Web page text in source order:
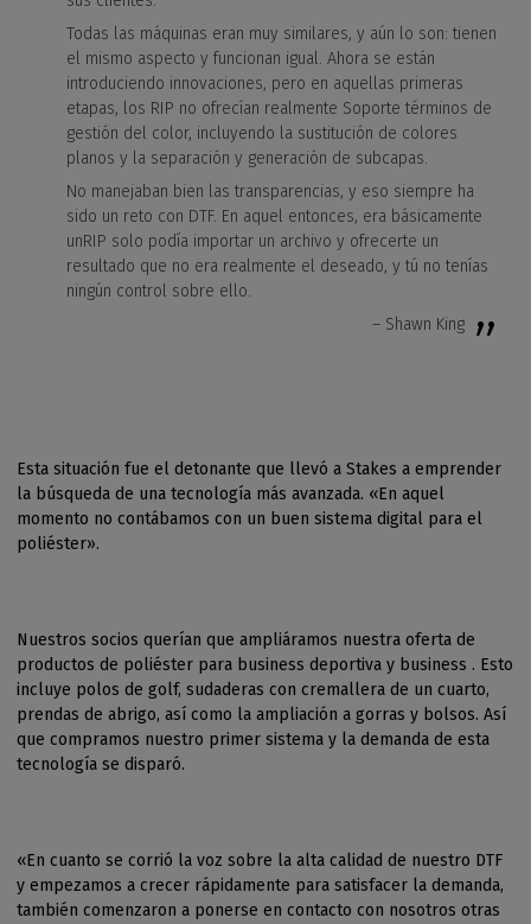
Todas las máquinas eran muy similares, y aún lo son: tienen
el mismo aspecto y funcionan igual. Ahora se están
introduciendo innovaciones, pero en aquellas primeras
etapas, los RIP no ofrecían realmente Soporte términos de
gestión del color, incluyendo la sustitución de colores
planos y la separación y generación de subcapas.
No manejaban bien las transparencias, y eso siempre ha
sido un reto con DTF. En aquel entonces, era básicamente
unRIP solo podía importar un archivo y ofrecerte un
resultado que no era realmente el deseado, y tú no tenías
ningún control sobre ello.
– Shawn King
Esta situación fue el detonante que llevó a Stakes a emprender
la búsqueda de una tecnología más avanzada. «En aquel
momento no contábamos con un buen sistema digital para el
poliéster».
Nuestros socios querían que ampliáramos nuestra oferta de
productos de poliéster para business deportiva y business . Esto
incluye polos de golf, sudaderas con cremallera de un cuarto,
prendas de abrigo, así como la ampliación a gorras y bolsos. Así
que compramos nuestro primer sistema y la demanda de esta
tecnología se disparó.
«En cuanto se corrió la voz sobre la alta calidad de nuestro DTF
y empezamos a crecer rápidamente para satisfacer la demanda,
también comenzaron a ponerse en contacto con nosotros otras